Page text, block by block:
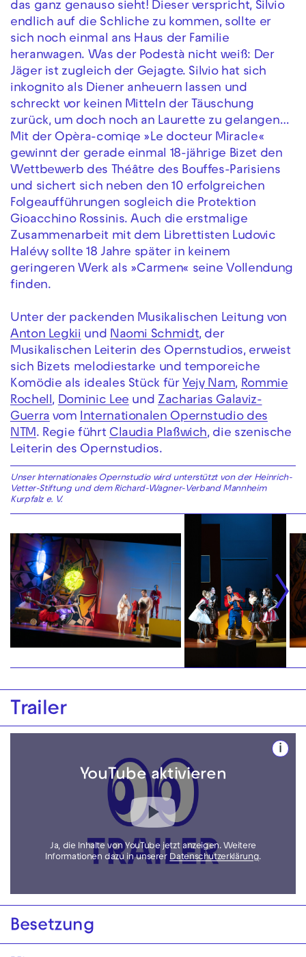
das ganz genauso sieht! Dieser verspricht, Silvio
endlich auf die Schliche zu kommen, sollte er
sich noch einmal ans Haus der Familie
heranwagen. Was der Podestà nicht weiß: Der
Jäger ist zugleich der Gejagte. Silvio hat sich
inkognito als Diener anheuern lassen und
schreckt vor keinen Mitteln der Täuschung
zurück, um doch noch an Laurette zu gelangen…
Mit der Opèra-comiqe »Le docteur Miracle«
gewinnt der gerade einmal 18-jährige Bizet den
Wettbewerb des Théâtre des Bouffes-Parisiens
und sichert sich neben den 10 erfolgreichen
Folgeaufführungen sogleich die Protektion
Gioacchino Rossinis. Auch die erstmalige
Zusammenarbeit mit dem Librettisten Ludovic
Halévy sollte 18 Jahre später in keinem
geringeren Werk als »Carmen« seine Vollendung
finden.
Unter der packenden Musikalischen Leitung von
Anton Legkii und Naomi Schmidt, der
Musikalischen Leiterin des Opernstudios, erweist
sich Bizets melodiestarke und temporeiche
Komödie als ideales Stück für Yejy Nam, Rommie
Rochell, Dominic Lee und Zacharias Galaviz-
Guerra vom Internationalen Opernstudio des
NTM. Regie führt Claudia Plaßwich, die szenische
Leiterin des Opernstudios.
Unser Internationales Opernstudio wird unterstützt von der Heinrich-
Vetter-Stiftung und dem Richard-Wagner-Verband Mannheim
Kurpfalz e. V.
Trailer
YouTube aktivieren
i
Ja, die Inhalte von YouTube jetzt anzeigen. Weitere
Informationen dazu in unserer Datenschutzerklärung.
Besetzung